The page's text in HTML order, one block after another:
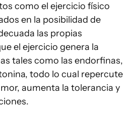
como el ejercicio físico
en la posibilidad de
las propias
el ejercicio genera la
tales como las endorfinas,
todo lo cual repercute
aumenta la tolerancia y